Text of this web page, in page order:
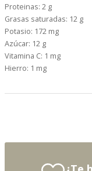
Proteinas: 2 g
Grasas saturadas: 12 g
Potasio: 172 mg
Azúcar: 12 g
Vitamina C: 1 mg
Hierro: 1 mg